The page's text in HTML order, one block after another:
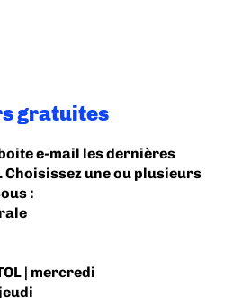
gratuites
e-mail les dernières
une ou plusieurs
:
| mercredi